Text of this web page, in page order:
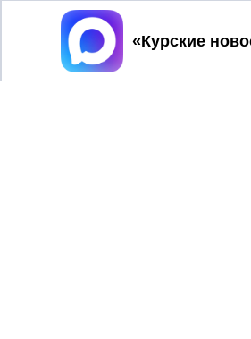
Принять